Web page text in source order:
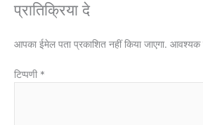
प्रातिक्रिया दे
आपका ईमेल पता प्रकाशित नहीं किया जाएगा. आवश्यक
टिप्पणी *